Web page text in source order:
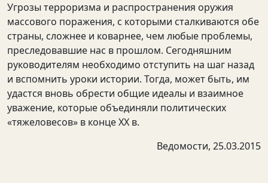
Угрозы терроризма и распространения оружия
массового поражения, с которыми сталкиваются обе
страны, сложнее и коварнее, чем любые проблемы,
преследовавшие нас в прошлом. Сегодняшним
руководителям необходимо отступить на шаг назад
и вспомнить уроки истории. Тогда, может быть, им
удастся вновь обрести общие идеалы и взаимное
уважение, которые объединяли политических
«тяжеловесов» в конце XX в.
Ведомости, 25.03.2015